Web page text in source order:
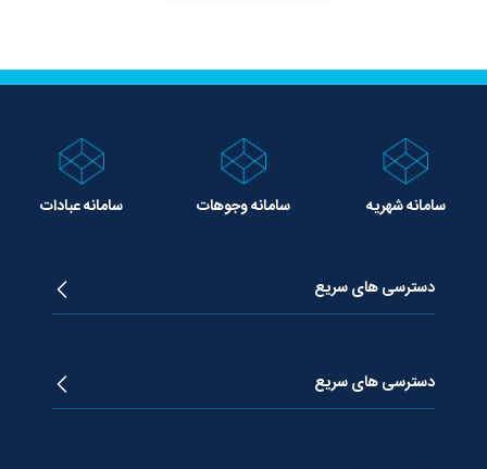
سامانه شهریه سامانه وجوهات سامانه عبادات
دسترسی های سریع
دسترسی های سریع